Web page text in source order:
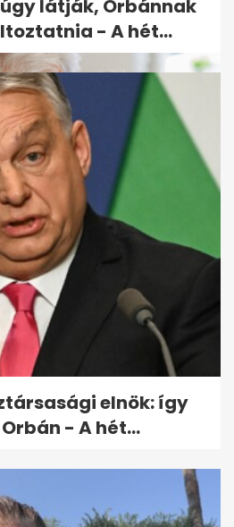
első jelét sokan
észre: lépcsőzés
látják, Orbánnak
- A hét...
elnök: így
- A hét...